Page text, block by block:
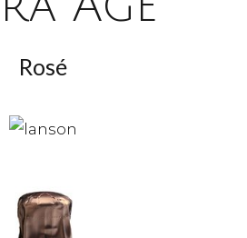
Rosé